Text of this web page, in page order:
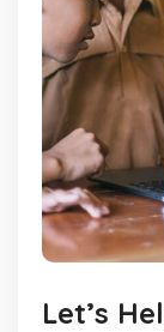
Let’s